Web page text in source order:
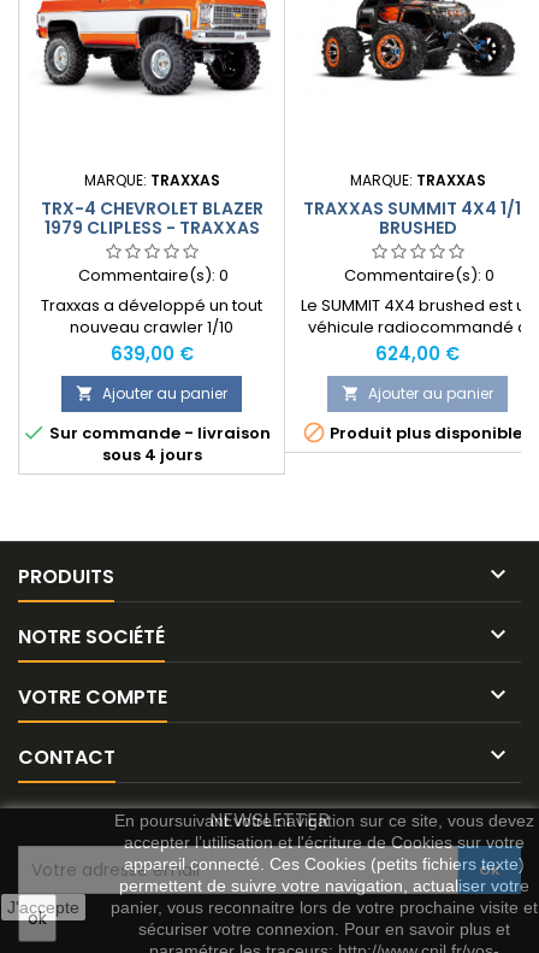
MARQUE: TRAXXAS
TRX-4 CHEVROLET BLAZER
1979 CLIPLESS - TRAXXAS
Commentaire(s): 0
Traxxas a développé un tout
nouveau crawler 1/10
polyvalent qui le rend
exceptionnel.
Prix
639,00 €
 Ajouter au panier
 Sur commande - livraison
sous 4 jours
MARQUE: TRAXXAS
TRAXXAS SUMMIT 4X4 1/10
BRUSHED
Commentaire(s): 0
Le SUMMIT 4X4 brushed est un
véhicule radiocommandé à
l’échelle 1/10 livré quasiment
prêt à rouler.Ce modèle est
décliné sous 2 coloris
différents : orange et violet.
Prix
624,00 €
 Ajouter au panier
 Produit plus disponible
PRODUITS 
NOTRE SOCIÉTÉ 
VOTRE COMPTE 
CONTACT 
J'accepte
En poursuivant votre navigation sur ce site, vous devez
accepter l’utilisation et l'écriture de Cookies sur votre
appareil connecté. Ces Cookies (petits fichiers texte)
permettent de suivre votre navigation, actualiser votre
panier, vous reconnaitre lors de votre prochaine visite et
sécuriser votre connexion. Pour en savoir plus et
NEWSLETTER